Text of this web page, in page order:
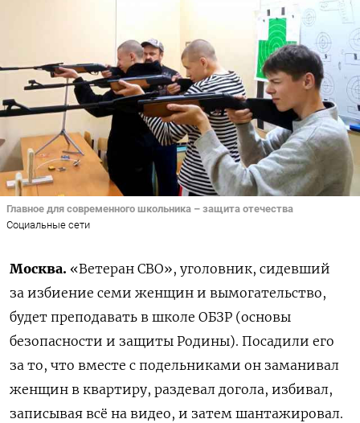
Главное для современного школьника – защита отечества
Социальные сети
Москва. «Ветеран СВО», уголовник, сидевший
за избиение семи женщин и вымогательство,
будет преподавать в школе ОБЗР (основы
безопасности и защиты Родины). Посадили его
за то, что вместе с подельниками он заманивал
женщин в квартиру, раздевал догола, избивал,
записывая всё на видео, и затем шантажировал.